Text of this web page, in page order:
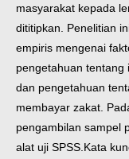
masyarakat kepada
dititipkan. Penelitian
empiris mengenai
pengetahuan tentang
dan pengetahuan
membayar zakat.
pengambilan sampel
alat uji SPSS. Kata